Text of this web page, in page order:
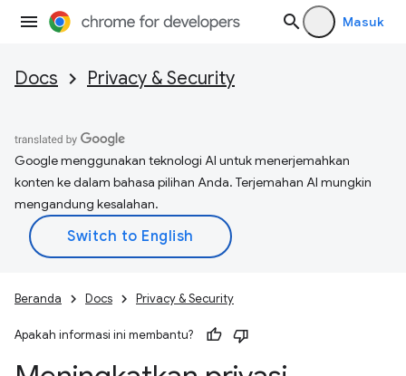
Masuk
Docs Privacy & Security
Google menggunakan teknologi AI untuk menerjemahkan
konten ke dalam bahasa pilihan Anda. Terjemahan AI mungkin
mengandung kesalahan.
Beranda Docs Privacy & Security
Apakah informasi ini membantu?